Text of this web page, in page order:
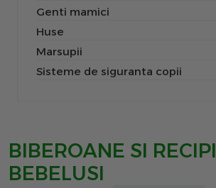
Genti mamici
Huse
Marsupii
Sisteme de siguranta copii
BIBEROANE SI
BEBELUSI